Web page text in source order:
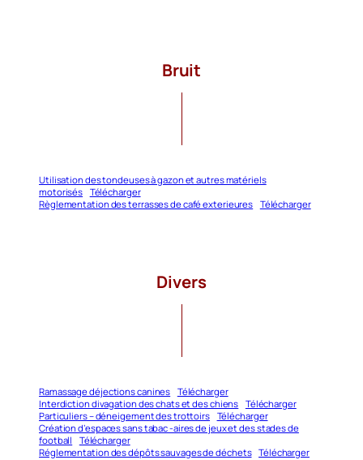
Bruit
Utilisation des tondeuses à gazon et autres matériels
motorisés Télécharger
Règlementation des terrasses de café exterieures Télécharger
Divers
Ramassage déjections canines Télécharger
Interdiction divagation des chats et des chiens Télécharger
Particuliers – déneigement des trottoirs Télécharger
Création d’espaces sans tabac -aires de jeux et des stades de
football
Télécharger
Réglementation des dépôts sauvages de déchets Télécharger